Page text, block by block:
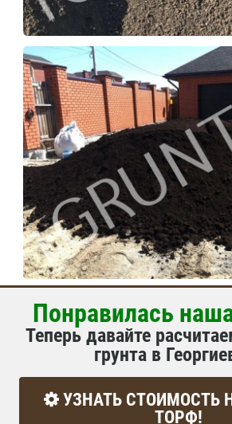
Понравилась
Теперь давайте
грунта в
УЗНАТЬ СТОИМОСТЬ
ТОРФ!